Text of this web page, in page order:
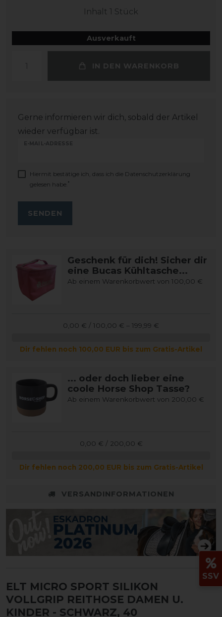
Inhalt 1 Stück
Ausverkauft
IN DEN WARENKORB
Gerne informieren wir dich, sobald der Artikel
wieder verfügbar ist.
E-MAIL-ADRESSE
Hiermit bestätige ich, dass ich die Daten­schutz­erklärung
gelesen habe. *
SENDEN
Geschenk für dich! Sicher dir
eine Bucas Kühltasche...
Ab einem Warenkorbwert von 100,00 €
0,00 € / 100,00 € – 199,99 €
Dir fehlen noch 100,00 EUR bis zum Gratis-Artikel
... oder doch lieber eine
coole Horse Shop Tasse?
Ab einem Warenkorbwert von 200,00 €
0,00 € / 200,00 €
Dir fehlen noch 200,00 EUR bis zum Gratis-Artikel
VERSANDINFORMATIONEN
ELT MICRO SPORT SILIKON
VOLLGRIP REITHOSE DAMEN U.
KINDER - SCHWARZ, 40
SSV